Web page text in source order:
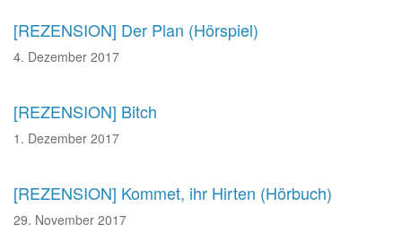
[REZENSION] Der Plan (Hörspiel)
4. Dezember 2017
[REZENSION] Bitch
1. Dezember 2017
[REZENSION] Kommet, ihr Hirten (Hörbuch)
29. November 2017